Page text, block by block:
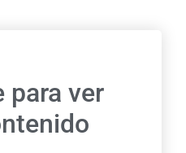
para ver